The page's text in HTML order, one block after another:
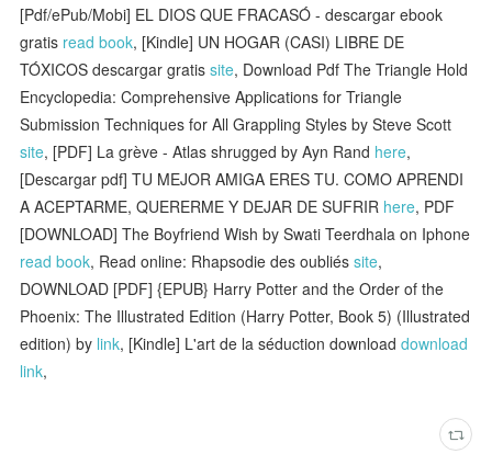
[Pdf/ePub/Mobi] EL DIOS QUE FRACASÓ - descargar ebook
gratis read book, [Kindle] UN HOGAR (CASI) LIBRE DE
TÓXICOS descargar gratissite, Download Pdf The Triangle Hold
Encyclopedia: Comprehensive Applications for Triangle
Submission Techniques for All Grappling Styles by Steve Scott
site, [PDF] La grève - Atlas shrugged by Ayn Rand here,
[Descargar pdf] TU MEJOR AMIGA ERES TU. COMO APRENDI
A ACEPTARME, QUERERME Y DEJAR DE SUFRIR here, PDF
[DOWNLOAD] The Boyfriend Wish by Swati Teerdhala on Iphone
read book, Read online: Rhapsodie des oubliéssite,
DOWNLOAD [PDF] {EPUB} Harry Potter and the Order of the
Phoenix: The Illustrated Edition (Harry Potter, Book 5) (Illustrated
edition) by link, [Kindle] L'art de la séduction downloaddownload
link,